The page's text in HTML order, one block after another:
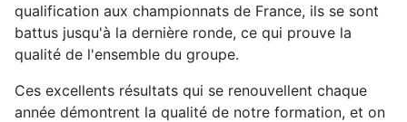
qualification aux championnats de France, ils se sont
battus jusqu'à la dernière ronde, ce qui prouve la
qualité de l'ensemble du groupe.
Ces excellents résultats qui se renouvellent chaque
année démontrent la qualité de notre formation, et on